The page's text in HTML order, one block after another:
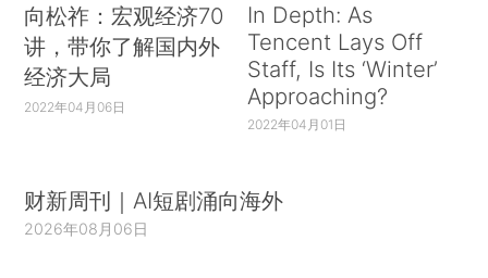
向松祚：宏观经济70
讲，带你了解国内外
经济大局
2022年04月06日
In Depth: As
Tencent Lays Off
Staff, Is Its ‘Winter’
Approaching?
2022年04月01日
财新周刊｜AI短剧涌向海外
2026年08月06日